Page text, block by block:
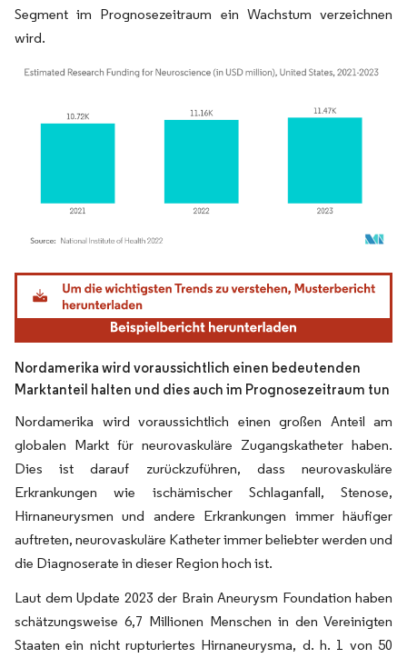
Segment im Prognosezeitraum ein Wachstum verzeichnen
wird.
Bild © Mordor Intelligence. Wiederverwendung erfordert Namensnennung gemäß
Nordamerika wird voraussichtlich einen bedeutenden
Marktanteil halten und dies auch im Prognosezeitraum tun
Nordamerika wird voraussichtlich einen großen Anteil am
globalen Markt für neurovaskuläre Zugangskatheter haben.
Dies ist darauf zurückzuführen, dass neurovaskuläre
Erkrankungen wie ischämischer Schlaganfall, Stenose,
Hirnaneurysmen und andere Erkrankungen immer häufiger
auftreten, neurovaskuläre Katheter immer beliebter werden und
die Diagnoserate in dieser Region hoch ist.
Laut dem Update 2023 der Brain Aneurysm Foundation haben
schätzungsweise 6,7 Millionen Menschen in den Vereinigten
Staaten ein nicht rupturiertes Hirnaneurysma, d. h. 1 von 50